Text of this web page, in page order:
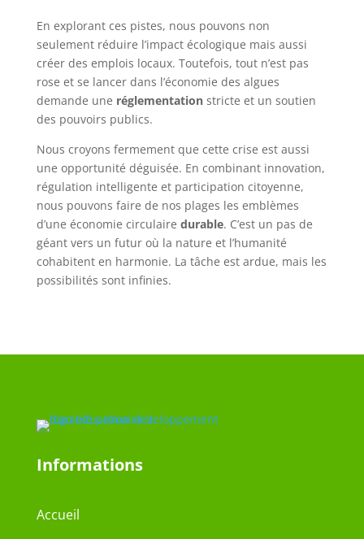
En explorant ces pistes, nous pouvons non
seulement réduire l’impact écologique mais aussi
créer des emplois locaux. Toutefois, tout n’est pas
rose et se lancer dans l’économie des algues
demande une réglementationstricte et un soutien
des pouvoirs publics.
Nous croyons fermement que cette crise est aussi
une opportunité déguisée. En combinant innovation,
régulation intelligente et participation citoyenne,
nous pouvons faire de nos plages les emblèmes
d’une économie circulaire durable. C’est un pas de
géant vers un futur où la nature et l’humanité
cohabitent en harmonie. La tâche est ardue, mais les
possibilités sont infinies.
Informations
Accueil